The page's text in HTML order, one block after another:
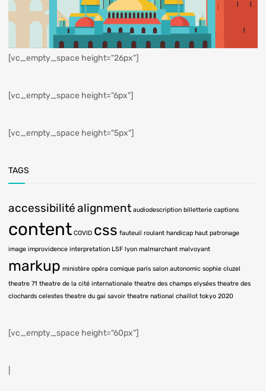
[vc_empty_space height="26px"]
[vc_empty_space height="6px"]
[vc_empty_space height="5px"]
TAGS
accessibilitéalignment audiodescription billetterie captions
content COVID css fauteuil roulant handicap haut patronage
image improvidence interpretation LSF lyon malmarchant malvoyant
markup ministère opéra comique paris salon autonomic sophie cluzel
theatre 71 theatre de la cité internationale theatre des champs elysées theatre des
clochards celestes theatre du gai savoir theatre national chaillot tokyo 2020
[vc_empty_space height="60px"]